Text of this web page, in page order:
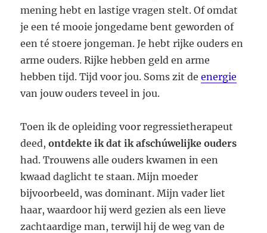
mening hebt en lastige vragen stelt. Of omdat
je een té mooie jongedame bent geworden of
een té stoere jongeman. Je hebt rijke ouders en
arme ouders. Rijke hebben geld en arme
hebben tijd. Tijd voor jou. Soms zit deenergie
van jouw ouders teveel in jou.
Toen ik de opleiding voor regressietherapeut
deed,ontdekte ik dat ik afschúwelijke ouders
had. Trouwens alle ouders kwamen in een
kwaad daglicht te staan. Mijn moeder
bijvoorbeeld, was dominant. Mijn vader liet
haar, waardoor hij werd gezien als een lieve
zachtaardige man, terwijl hij de weg van de